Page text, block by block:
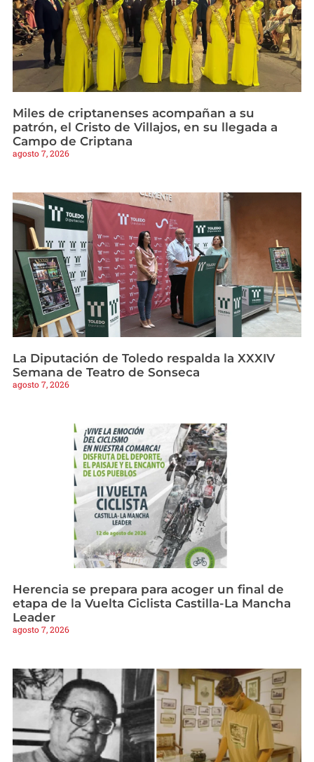
Miles de criptanenses acompañan a su
patrón, el Cristo de Villajos, en su llegada a
Campo de Criptana
agosto 7, 2026
La Diputación de Toledo respalda la XXXIV
Semana de Teatro de Sonseca
agosto 7, 2026
Herencia se prepara para acoger un final de
etapa de la Vuelta Ciclista Castilla-La Mancha
Leader
agosto 7, 2026